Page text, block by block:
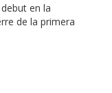
en la
de la primera